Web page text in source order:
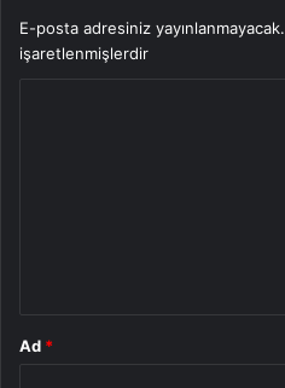
E-posta adresiniz yayınlanmayacak.
işaretlenmişlerdir
Ad *